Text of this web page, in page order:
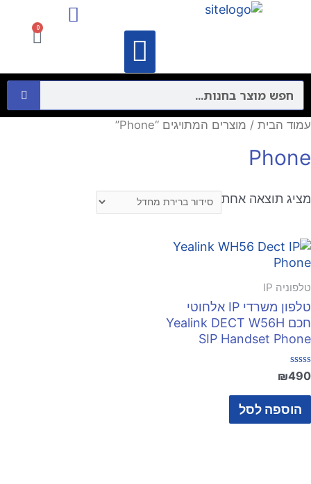
0
עמוד הבית / מוצרים המתויגים “Phone”
Phone
מציג תוצאה אחת
טלפוניה IP
טלפון משרדי IP אלחוטי
חכם Yealink DECT W56H
SIP Handset Phone
דורג
0
מתוך
₪490
הוספה לסל